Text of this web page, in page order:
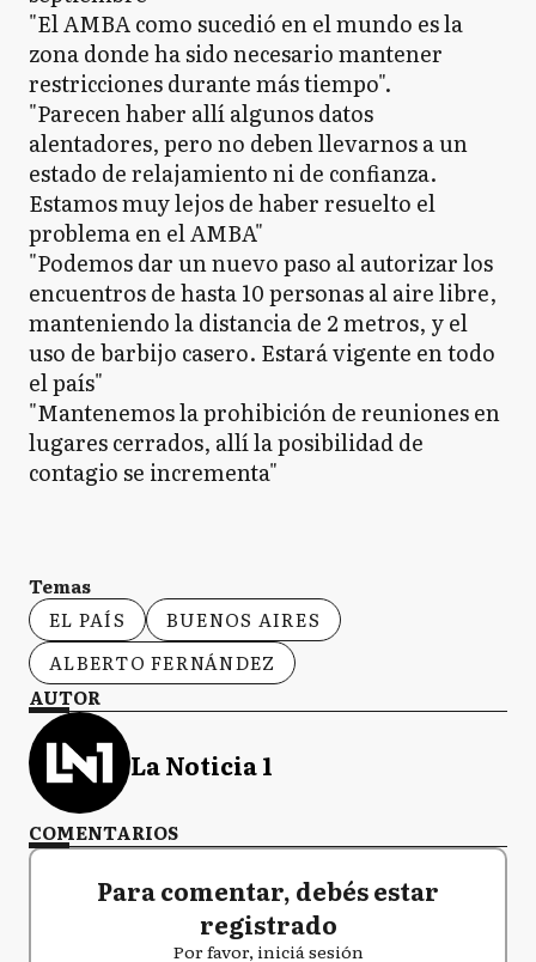
"El AMBA como sucedió en el mundo es la
zona donde ha sido necesario mantener
restricciones durante más tiempo".
"Parecen haber allí algunos datos
alentadores, pero no deben llevarnos a un
estado de relajamiento ni de confianza.
Estamos muy lejos de haber resuelto el
problema en el AMBA"
"Podemos dar un nuevo paso al autorizar los
encuentros de hasta 10 personas al aire libre,
manteniendo la distancia de 2 metros, y el
uso de barbijo casero. Estará vigente en todo
el país"
"Mantenemos la prohibición de reuniones en
lugares cerrados, allí la posibilidad de
contagio se incrementa"
Temas
EL PAÍS
BUENOS AIRES
ALBERTO FERNÁNDEZ
AUTOR
La Noticia 1
COMENTARIOS
Para comentar, debés estar
registrado
Por favor, iniciá sesión